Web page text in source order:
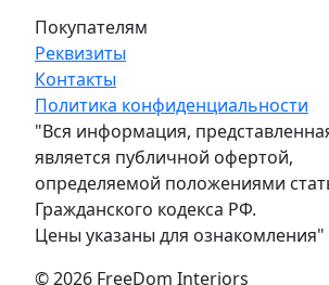
Покупателям
Реквизиты
Контакты
Политика конфиденциальности
"Вся информация,
является публичной офертой,
определяемой положениями
Гражданского кодекса РФ.
Цены указаны для ознакомления"
© 2026 FreeDom Interiors